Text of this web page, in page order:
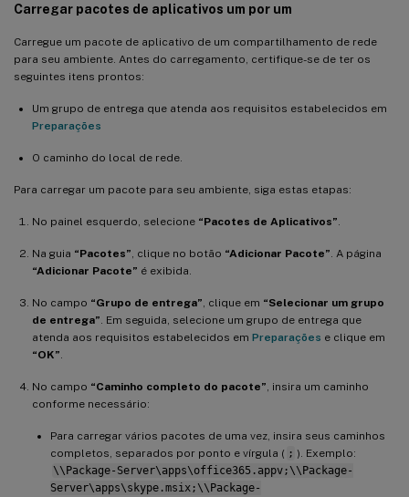
Carregar pacotes de aplicativos um por um
Carregue um pacote de aplicativo de um compartilhamento de rede
para seu ambiente. Antes do carregamento, certifique-se de ter os
seguintes itens prontos:
Um grupo de entrega que atenda aos requisitos estabelecidos em
Preparações
O caminho do local de rede.
Para carregar um pacote para seu ambiente, siga estas etapas:
No painel esquerdo, selecione “Pacotes de Aplicativos”
Na guia “Pacotes” , clique no botão “Adicionar Pacote” . A página
“Adicionar Pacote” é exibida.
No campo “Grupo de entrega” , clique em “Selecionar um grupo
de entrega” . Em seguida, selecione um grupo de entrega que
atenda aos requisitos estabelecidos em Preparações e clique em
“OK”
No campo “Caminho completo do pacote” , insira um caminho
conforme necessário:
Para carregar vários pacotes de uma vez, insira seus caminhos
completos, separados por ponto e vírgula ( ; ). Exemplo:
\\Package-Server\apps\office365.appv;\\Package-
Server\apps\skype.msix;\\Package-